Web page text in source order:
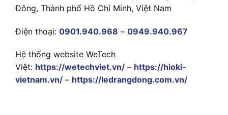
Đông, Thành phố Hồ Chí Minh, Việt Nam
Điện thoại: 0901.940.968 – 0949.940.967
Hệ thống website WeTech
Việt: https://wetechviet.vn/ – https://hioki-
vietnam.vn/ – https://ledrangdong.com.vn/